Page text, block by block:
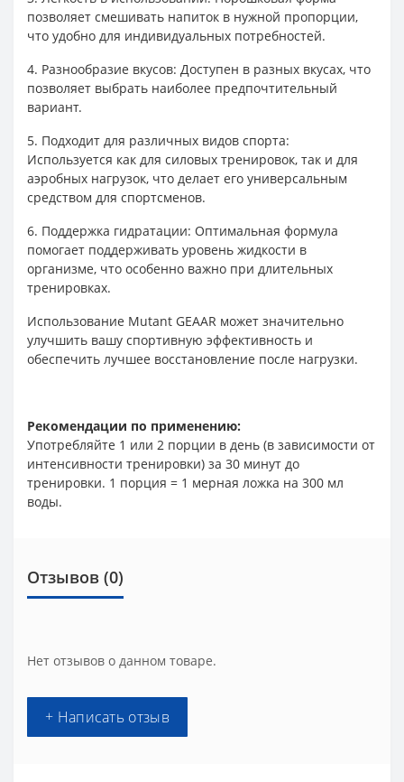
позволяет смешивать напиток в нужной пропорции,
что удобно для индивидуальных потребностей.
4. Разнообразие вкусов: Доступен в разных вкусах, что
позволяет выбрать наиболее предпочтительный
вариант.
5. Подходит для различных видов спорта:
Используется как для силовых тренировок, так и для
аэробных нагрузок, что делает его универсальным
средством для спортсменов.
6. Поддержка гидратации: Оптимальная формула
помогает поддерживать уровень жидкости в
организме, что особенно важно при длительных
тренировках.
Использование Mutant GEAAR может значительно
улучшить вашу спортивную эффективность и
обеспечить лучшее восстановление после нагрузки.
Рекомендации по применению:
Употребляйте 1 или 2 порции в день (в зависимости от
интенсивности тренировки) за 30 минут до
тренировки. 1 порция = 1 мерная ложка на 300 мл
воды.
Отзывов (0)
Нет отзывов о данном товаре.
+ Написать отзыв